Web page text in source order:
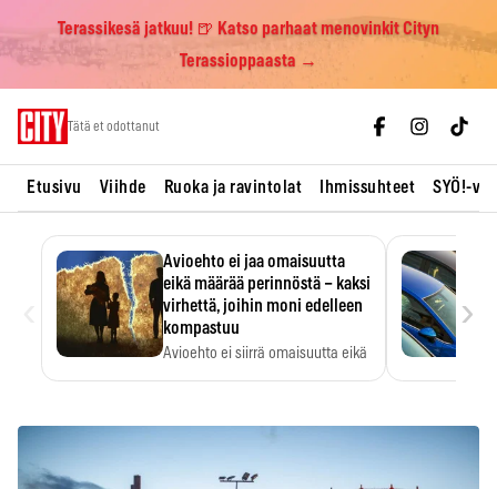
Terassikesä jatkuu! 🍺 Katso parhaat menovinkit Cityn
Terassioppaasta →
Tätä et odottanut
Etusivu Viihde Ruoka ja ravintolat Ihmissuhteet SYÖ!-
Avioehto ei jaa omaisuutta
eikä määrää perinnöstä – kaksi
virhettä, joihin moni edelleen
kompastuu
Avioehto ei siirrä omaisuutta eikä
›